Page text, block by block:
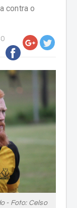
- Foto: Celso